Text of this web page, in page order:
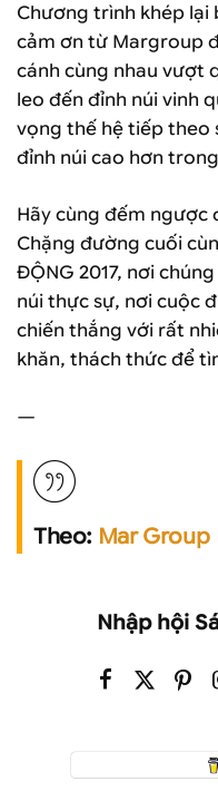
Chương trình khép lại
cảm ơn từ Margroup
cánh cùng nhau vượt
leo đến đỉnh núi vinh
vọng thế hệ tiếp theo
đỉnh núi cao hơn
Hãy cùng đếm ngược
Chặng đường cuối
ĐỘNG 2017, nơi
núi thực sự, nơi cuộc
chiến thắng với rất
khăn, thách thức để
—
Theo: Mar Group
Nhập hội